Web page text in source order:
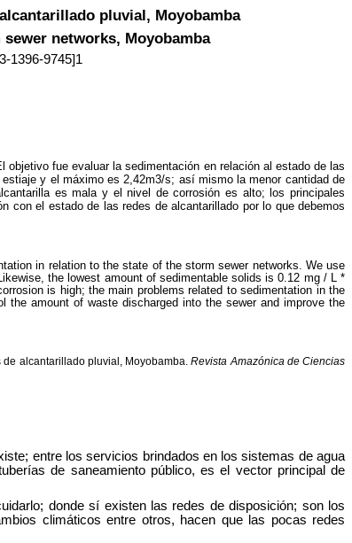
pluvial, Moyobamba
networks, Moyobamba
1396-9745]1
fue evaluar la sedimentación en relación al estado de las
y el máximo es 2,42m3/s; así mismo la menor cantidad de
es mala y el nivel de corrosión es alto; los principales
con el estado de las redes de alcantarillado por lo que debemos
in relation to the state of the storm sewer networks. We use
the lowest amount of sedimentable solids is 0.12 mg / L *
is high; the main problems related to sedimentation in the
amount of waste discharged into the sewer and improve the
de alcantarillado pluvial, Moyobamba.Revista Amazónica de Ciencias
entre los servicios brindados en los sistemas de agua
de saneamiento público, es el vector principal de
donde sí existen las redes de disposición; son los
climáticos entre otros, hacen que las pocas redes